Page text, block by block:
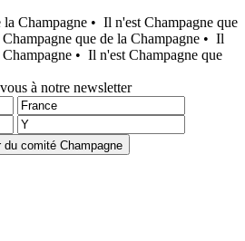
Champagne • Il n'est Champagne que
que de la Champagne • Il
• Il n'est Champagne que
à notre newsletter
comité Champagne